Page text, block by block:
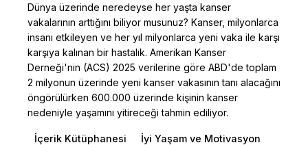
Dünya üzerinde neredeyse her yaşta kanser
vakalarının arttığını biliyor musunuz? Kanser, milyonlarca
insanı etkileyen ve her yıl milyonlarca yeni vaka ile karşı
karşıya kalınan bir hastalık. Amerikan Kanser
Derneği'nin (ACS) 2025 verilerine göre ABD'de toplam
2 milyonun üzerinde yeni kanser vakasının tanı alacağını
öngörülürken 600.000 üzerinde kişinin kanser
nedeniyle yaşamını yitireceği tahmin ediliyor.
İçerik Kütüphanesi İyi Yaşam ve Motivasyon